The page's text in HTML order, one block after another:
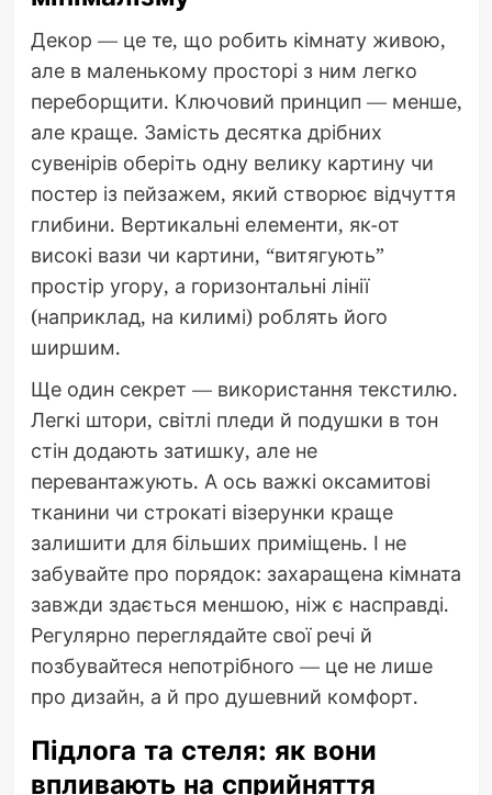
Декор — це те, що робить кімнату живою,
але в маленькому просторі з ним легко
переборщити. Ключовий принцип — менше,
але краще. Замість десятка дрібних
сувенірів оберіть одну велику картину чи
постер із пейзажем, який створює відчуття
глибини. Вертикальні елементи, як-от
високі вази чи картини, “витягують”
простір угору, а горизонтальні лінії
(наприклад, на килимі) роблять його
ширшим.
Ще один секрет — використання текстилю.
Легкі штори, світлі пледи й подушки в тон
стін додають затишку, але не
перевантажують. А ось важкі оксамитові
тканини чи строкаті візерунки краще
залишити для більших приміщень. І не
забувайте про порядок: захаращена кімната
завжди здається меншою, ніж є насправді.
Регулярно переглядайте свої речі й
позбувайтеся непотрібного — це не лише
про дизайн, а й про душевний комфорт.
Підлога та стеля: як вони
впливають на сприйняття